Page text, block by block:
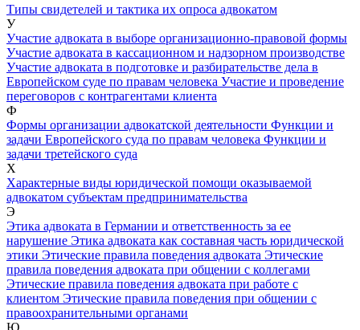
Типы свидетелей и тактика их опроса адвокатом
У
Участие адвоката в выборе организационно-правовой формы
Участие адвоката в кассационном и надзорном производстве
Участие адвоката в подготовке и разбирательстве дела в
Европейском суде по правам человека Участие и проведение
переговоров с контрагентами клиента
Ф
Формы организации адвокатской деятельности Функции и
задачи Европейского суда по правам человека Функции и
задачи третейского суда
Х
Характерные виды юридической помощи оказываемой
адвокатом субъектам предпринимательства
Э
Этика адвоката в Германии и ответственность за ее
нарушение Этика адвоката как составная часть юридической
этики Этические правила поведения адвоката Этические
правила поведения адвоката при общении с коллегами
Этические правила поведения адвоката при работе с
клиентом Этические правила поведения при общении с
правоохранительными органами
Ю